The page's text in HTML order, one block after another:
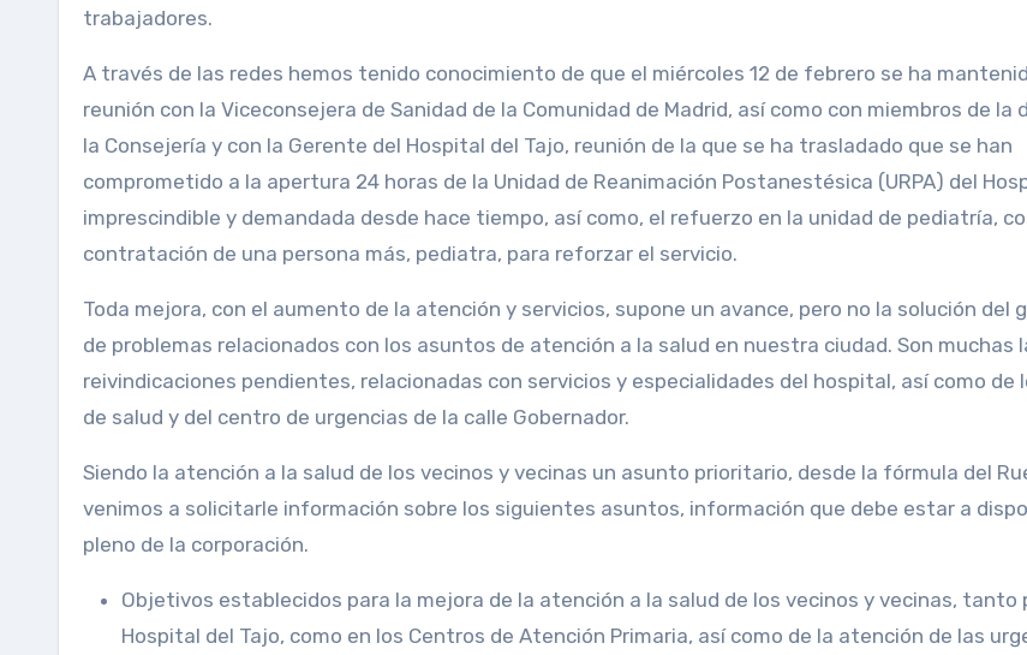
trabajadores.
A través de las redes hemos tenido conocimiento de que el miércoles 12 de febrero se ha
reunión con la Viceconsejera de Sanidad de la Comunidad de Madrid, así como con miembros de la
la Consejería y con la Gerente del Hospital del Tajo, reunión de la que se ha trasladado que se han
comprometido a la apertura 24 horas de la Unidad de Reanimación Postanestésica (URPA) del
imprescindible y demandada desde hace tiempo, así como, el refuerzo en la unidad de pediatría,
contratación de una persona más, pediatra, para reforzar el servicio.
Toda mejora, con el aumento de la atención y servicios, supone un avance, pero no la solución del
de problemas relacionados con los asuntos de atención a la salud en nuestra ciudad. Son muchas
reivindicaciones pendientes, relacionadas con servicios y especialidades del hospital, así como de
de salud y del centro de urgencias de la calle Gobernador.
Siendo la atención a la salud de los vecinos y vecinas un asunto prioritario, desde la fórmula del
venimos a solicitarle información sobre los siguientes asuntos, información que debe estar a
pleno de la corporación.
Objetivos establecidos para la mejora de la atención a la salud de los vecinos y vecinas, tanto
Hospital del Tajo, como en los Centros de Atención Primaria, así como de la atención de las